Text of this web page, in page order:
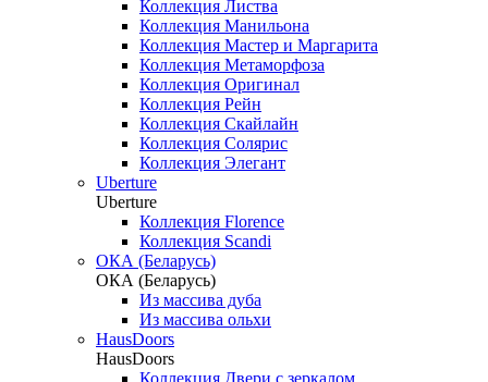
Коллекция Листва
Коллекция Манильона
Коллекция Мастер и Маргарита
Коллекция Метаморфоза
Коллекция Оригинал
Коллекция Рейн
Коллекция Скайлайн
Коллекция Солярис
Коллекция Элегант
Uberture
Uberture
Коллекция Florence
Коллекция Scandi
ОКА (Беларусь)
ОКА (Беларусь)
Из массива дуба
Из массива ольхи
HausDoors
HausDoors
Коллекция Двери с зеркалом